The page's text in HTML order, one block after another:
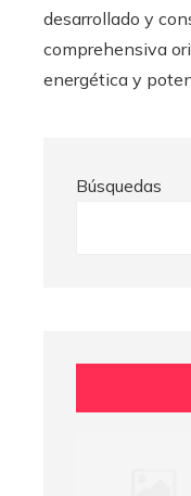
desarrollado y
comprehensiva
energética y
Búsquedas